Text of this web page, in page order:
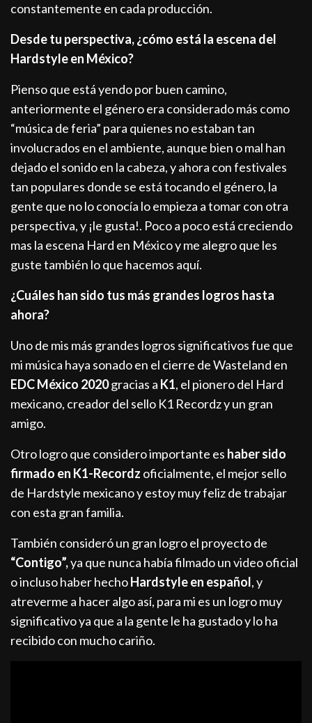
constantemente en cada producción.
Desde tu perspectiva, ¿cómo está la escena del
Hardstyle en México?
Pienso que está yendo por buen camino,
anteriormente el género era considerado más como
“música de feria” para quienes no estaban tan
involucrados en el ambiente, aunque bien o mal han
dejado el sonido en la cabeza, y ahora con festivales
tan populares donde se está tocando el género, la
gente que no lo conocía lo empieza a tomar con otra
perspectiva, y ¡le gusta!. Poco a poco está creciendo
mas la escena Hard en México y me alegro que les
guste también lo que hacemos aquí.
¿Cuáles han sido tus más grandes logros hasta
ahora?
Uno de mis más grandes logros significativos fue que
mi música haya sonado en el cierre de Wasteland en
EDC México 2020gracias a K1, el pionero del Hard
mexicano, creador del sello K1 Recordz y un gran
amigo.
Otro logro que considero importante es haber sido
firmado en K1-Recordz oficialmente, el mejor sello
de Hardstyle mexicano y estoy muy feliz de trabajar
con esta gran familia.
También consideró un gran logro el proyecto de
“Contigo”,ya que nunca había filmado un video oficial
o incluso haber hechoHardstyle en español, y
atreverme a hacer algo así, para mi es un logro muy
significativo ya que a la gente le ha gustado y lo ha
recibido con mucho cariño.